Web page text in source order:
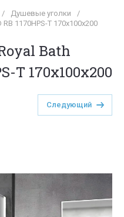
/ Душевые уголки
/
1170HPS-Т 170x100x200
Bath
Т 170x100x200
Следующий